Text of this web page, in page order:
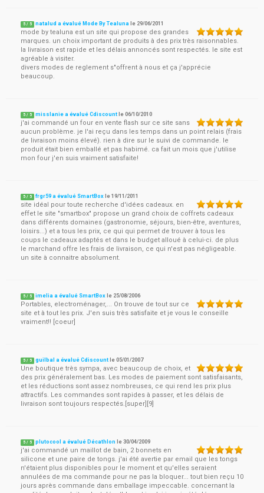
5 / 5 natalud a évalué Mode By Tealuna le 29/06/2011
mode by tealuna est un site qui propose des grandes
marques. un choix important de produits à des prix très raisonnables.
la livraison est rapide et les délais annoncés sont respectés. le site est
agréable à visiter.
divers modes de reglement s"offrent à nous et ça j'apprécie
beaucoup.
5 / 5 misslanie a évalué Cdiscount le06/10/2010
j'ai commandé un four en vente flash sur ce site sans
aucun problème. je l'ai reçu dans les temps dans un point relais (frais
de livraison moins élevé). rien à dire sur le suivi de commande. le
produit était bien emballé et pas habimé. ca fait un mois que j'utilise
mon four j'en suis vraiment satisfaite!
5 / 5 frgr59 a évalué SmartBox le19/11/2011
site idéal pour toute recherche d'idées cadeaux. en
effet le site "smartbox" propose un grand choix de coffrets cadeaux
dans différents domaines (gastronomie, séjours, bien-être, aventures,
loisirs...) et a tous les prix, ce qui qui permet de trouver à tous les
coups le cadeaux adaptés et dans le budget alloué à celui-ci. de plus
le marchand offre les frais de livraison, ce qui n'est pas négligeable.
un site à connaitre absolument.
5 / 5 imelia a évalué SmartBox le 25/08/2006
Portables, electroménager,... On trouve de tout sur ce
site et à tout les prix. J'en suis très satisfaite et je vous le conseille
vraiment!! [coeur]
5 / 5 guilbal a évalué Cdiscount le05/01/2007
Une boutique très sympa, avec beaucoup de choix, et
des prix généralement bas. Les modes de paiement sont satisfaisants,
et les réductions sont assez nombreuses, ce qui rend les prix plus
attractifs. Les commandes sont rapides à passer, et les délais de
livraison sont toujours respectés.[super][9]
5 / 5 plutocool a évalué Décathlon le30/04/2009
j'ai commandé un maillot de bain, 2 bonnets en
silicone et une paire de tongs. j'ai été avertie par email que les tongs
n'étaient plus disponibles pour le moment et qu'elles seraient
annulées de ma commande pour ne pas la bloquer... tout bien reçu 10
jours après commande dans emballage impeccable. concernant la